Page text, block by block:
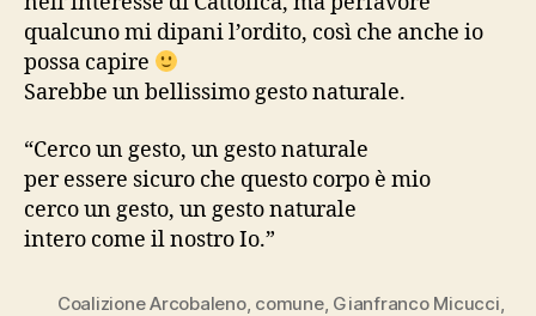
qualcuno mi dipani l’ordito, così che anche io
possa capire
Sarebbe un bellissimo gesto naturale.
“Cerco un gesto, un gesto naturale
per essere sicuro che questo corpo è mio
cerco un gesto, un gesto naturale
intero come il nostro Io.”
Coalizione Arcobaleno, comune, Gianfranco Micucci